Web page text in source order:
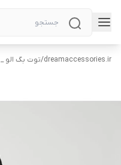
dreamaccessories.ir
/توت بگ الو _ alo